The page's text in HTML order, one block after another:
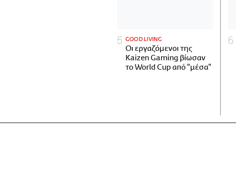
GOOD LIVING
Οι εργαζόμενοι της
Kaizen Gaming βίωσαν
το World Cup από "μέσα"